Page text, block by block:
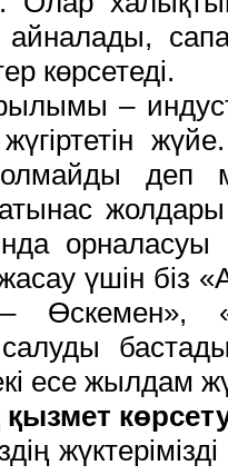
айналады,
көрсетеді.
–
деп
үшін біз
Өскемен»,
есе жылдам